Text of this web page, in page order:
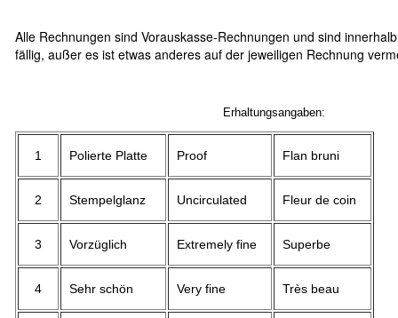
Alle Rechnungen sind Vorauskasse-Rechnungen und sind
fällig, außer es ist etwas anderes auf der jeweiligen Rechnung
Erhaltungsangaben:
1 Polierte Platte Proof Flan bruni
2 Stempelglanz Uncirculated Fleur de coin
3 Vorzüglich Extremely fine Superbe
4 Sehr schön Very fine Très beau